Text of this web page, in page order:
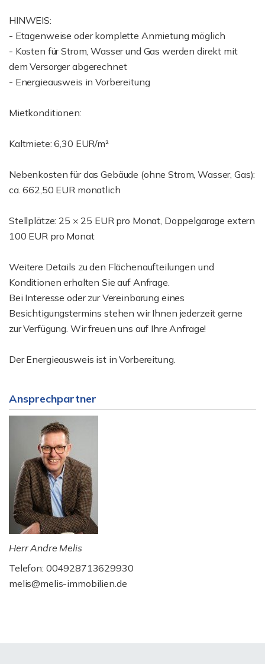
HINWEIS:
- Etagenweise oder komplette Anmietung möglich
- Kosten für Strom, Wasser und Gas werden direkt mit
dem Versorger abgerechnet
- Energieausweis in Vorbereitung
Mietkonditionen:
Kaltmiete: 6,30 EUR/m²
Nebenkosten für das Gebäude (ohne Strom, Wasser, Gas):
ca. 662,50 EUR monatlich
Stellplätze: 25 × 25 EUR pro Monat, Doppelgarage extern
100 EUR pro Monat
Weitere Details zu den Flächenaufteilungen und
Konditionen erhalten Sie auf Anfrage.
Bei Interesse oder zur Vereinbarung eines
Besichtigungstermins stehen wir Ihnen jederzeit gerne
zur Verfügung. Wir freuen uns auf Ihre Anfrage!
Der Energieausweis ist in Vorbereitung.
Ansprechpartner
Herr Andre Melis
Telefon: 004928713629930
melis@melis-immobilien.de